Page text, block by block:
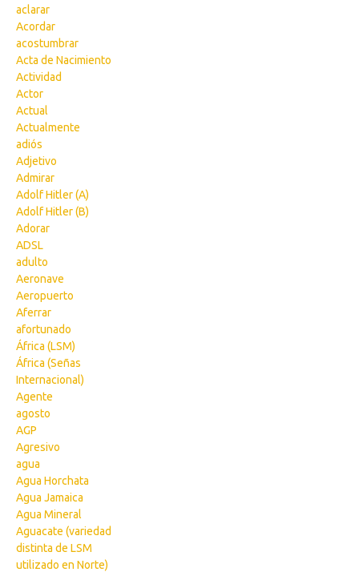
aclarar
Acordar
acostumbrar
Acta de Nacimiento
Actividad
Actor
Actual
Actualmente
adiós
Adjetivo
Admirar
Adolf Hitler (A)
Adolf Hitler (B)
Adorar
ADSL
adulto
Aeronave
Aeropuerto
Aferrar
afortunado
África (LSM)
África (Señas
Internacional)
Agente
agosto
AGP
Agresivo
agua
Agua Horchata
Agua Jamaica
Agua Mineral
Aguacate (variedad
distinta de LSM
utilizado en Norte)